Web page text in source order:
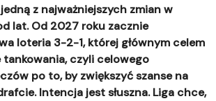
z najważniejszych zmian w
lat. Od 2027 roku zacznie
loteria 3-2-1, której głównym celem
czyli celowego
po to, by zwiększyć szanse na
Intencja jest słuszna. Liga chce,